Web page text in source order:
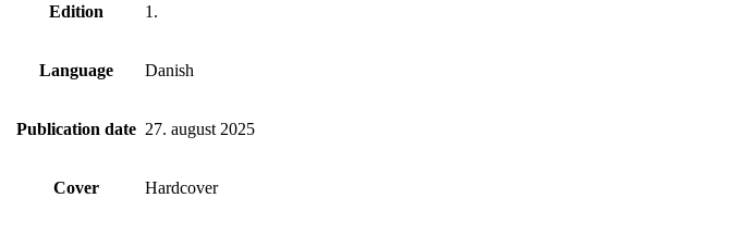
Edition 1.
Language Danish
Publication date 27. august 2025
Cover Hardcover